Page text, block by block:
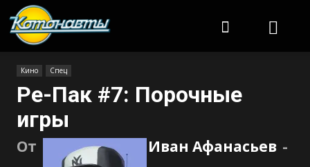
Кино Спец
Ре-Пак #7: Порочные
игры
От Иван Афанасьев -